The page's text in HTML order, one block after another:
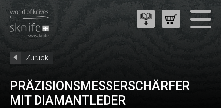
Zurück
PRÄZISIONSMESSERSCHÄRFER
MIT DIAMANTLEDER